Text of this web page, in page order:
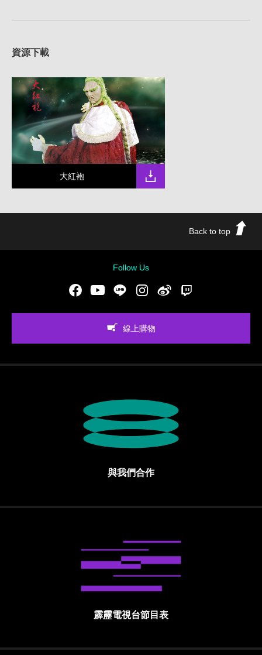
資源下載
大紅袍
Back to top
Follow Us
FacebookYoutubeLINE Instgram新浪微博
線上購物
與我們合作
霹靂電視台節目表